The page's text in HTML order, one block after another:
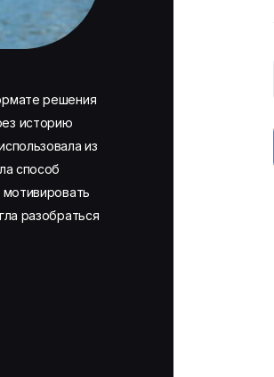
решения
историю
из
способ
разобраться